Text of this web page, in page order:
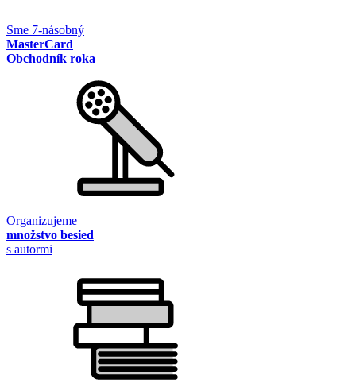
Sme 7-násobný
MasterCard
Obchodník roka
Organizujeme
množstvo besied
s autormi